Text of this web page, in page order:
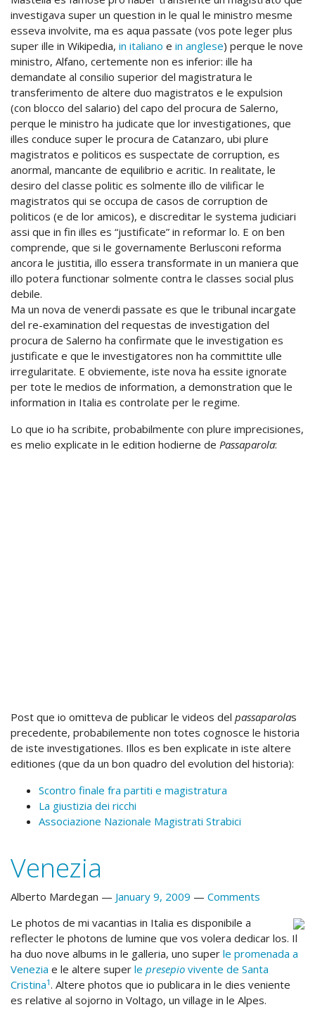
investigava super un question in le qual le ministro mesme
esseva involvite, ma es aqua passate (vos pote leger plus
super ille in Wikipedia, in italiano e in anglese) perque le nove
ministro, Alfano, certemente non es inferior: ille ha
demandate al consilio superior del magistratura le
transferimento de altere duo magistratos e le expulsion
(con blocco del salario) del capo del procura de Salerno,
perque le ministro ha judicate que lor investigationes, que
illes conduce super le procura de Catanzaro, ubi plure
magistratos e politicos es suspectate de corruption, es
anormal, mancante de equilibrio e acritic. In realitate, le
desiro del classe politic es solmente illo de vilificar le
magistratos qui se occupa de casos de corruption de
politicos (e de lor amicos), e discreditar le systema judiciari
assi que in fin illes es “justificate” in reformar lo. E on ben
comprende, que si le governamente Berlusconi reforma
ancora le justitia, illo essera transformate in un maniera que
illo potera functionar solmente contra le classes social plus
debile.
Ma un nova de venerdi passate es que le tribunal incargate
del re-examination del requestas de investigation del
procura de Salerno ha confirmate que le investigation es
justificate e que le investigatores non ha committite ulle
irregularitate. E obviemente, iste nova ha essite ignorate
per tote le medios de information, a demonstration que le
information in Italia es controlate per le regime.
Lo que io ha scribite, probabilmente con plure imprecisiones,
es melio explicate in le edition hodierne de Passaparola:
Post que io omitteva de publicar le videos del passaparolas
precedente, probabilemente non totes cognosce le historia
de iste investigationes. Illos es ben explicate in iste altere
editiones (que da un bon quadro del evolution del historia):
Scontro finale fra partiti e magistratura
La giustizia dei ricchi
Associazione Nazionale Magistrati Strabici
Venezia
Alberto Mardegan January 9, 2009
Comments
Le photos de mi vacantias in Italia es disponibile a
reflecter le photons de lumine que vos volera dedicar los. Il
ha duo nove albums in le galleria, uno super le promenada a
Venezia e le altere super le presepio vivente de Santa
Cristina1. Altere photos que io publicara in le dies veniente
es relative al sojorno in Voltago, un village in le Alpes.